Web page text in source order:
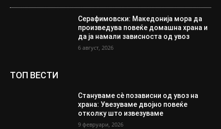
Серафимовски: Македонија мора да
произведува повеќе домашна храна и
да ја намали зависноста од увоз
6 август, 2026
ТОП ВЕСТИ
Стануваме сè позависни од увоз на
храна: Увезуваме двојно повеќе
отколку што извезуваме
9 февруари, 2026